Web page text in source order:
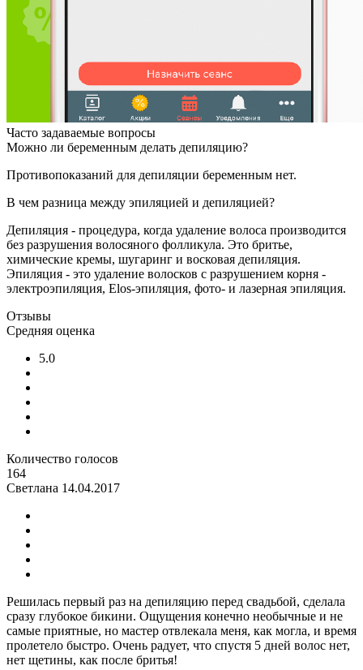
Часто задаваемые вопросы
Можно ли беременным делать депиляцию?
Противопоказаний для депиляции беременным нет.
В чем разница между эпиляцией и депиляцией?
Депиляция - процедура, когда удаление волоса производится
без разрушения волосяного фолликула. Это бритье,
химические кремы, шугаринг и восковая депиляция.
Эпиляция - это удаление волосков с разрушением корня -
электроэпиляция, Elos-эпиляция, фото- и лазерная эпиляция.
Отзывы
Средняя оценка
5.0
Количество голосов
164
Светлана 14.04.2017
Решилась первый раз на депиляцию перед свадьбой, сделала
сразу глубокое бикини. Ощущения конечно необычные и не
самые приятные, но мастер отвлекала меня, как могла, и время
пролетело быстро. Очень радует, что спустя 5 дней волос нет,
нет щетины, как после бритья!